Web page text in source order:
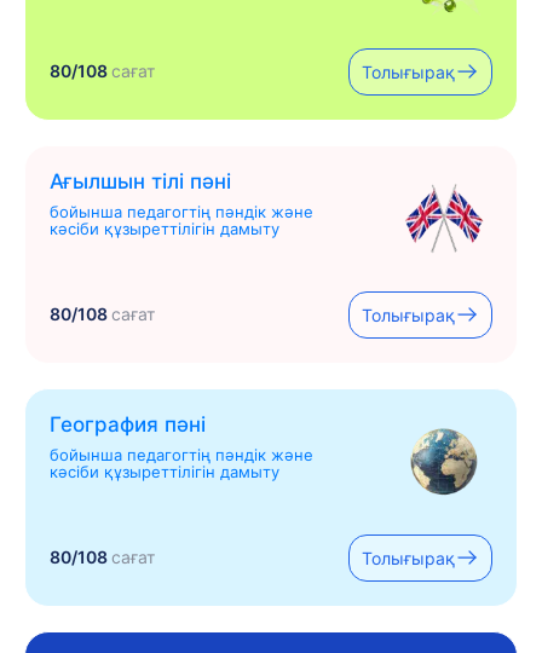
80/108сағат Толығырақ
Ағылшын тілі пәні
бойынша педагогтің пәндік және
кәсіби құзыреттілігін дамыту
80/108сағат Толығырақ
География пәні
бойынша педагогтің пәндік және
кәсіби құзыреттілігін дамыту
80/108сағат Толығырақ